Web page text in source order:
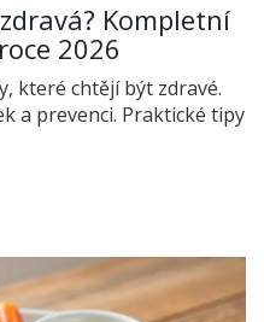
Kompletní
2026
které chtějí být zdravé.
a prevenci. Praktické tipy